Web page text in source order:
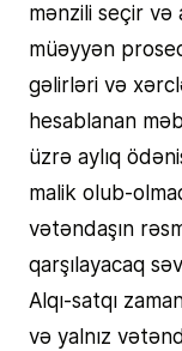
mənzili seçir və
müəyyən
gəlirləri və
hesablanan
üzrə aylıq
malik olub-
vətəndaşın
qarşılayacaq
Alqı-satqı
və yalnız